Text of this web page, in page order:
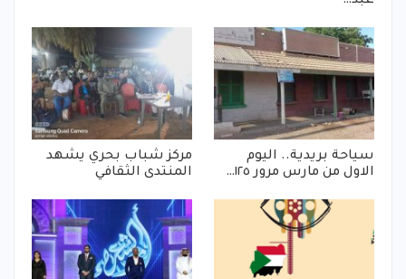
سياحة بريدية.. اليوم
الاول من مارس مرور ١٢٥…
مركز شباب بحري يشهد
المنتدى الثقافي